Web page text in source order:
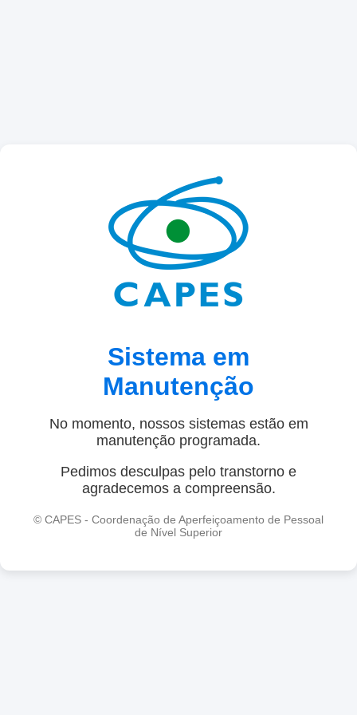
Sistema em
Manutenção
No momento, nossos sistemas estão em
manutenção programada.
Pedimos desculpas pelo transtorno e
agradecemos a compreensão.
© CAPES - Coordenação de Aperfeiçoamento de Pessoal
de Nível Superior